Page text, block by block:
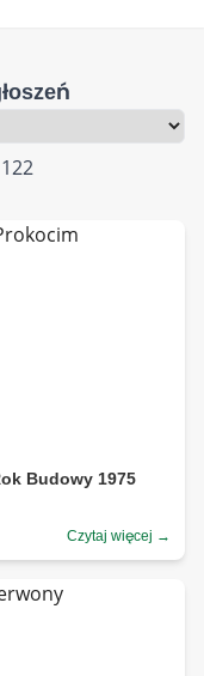
122
Budowy 1975
Czytaj więcej →